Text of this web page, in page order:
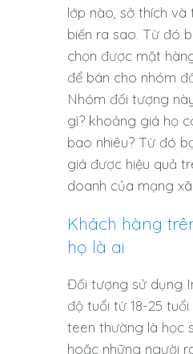
lớp nào, sở thích và
biến ra sao. Từ đó
chọn được mặt
để bán cho nhóm
Nhóm đối tượng
gì? khoảng giá họ
bao nhiêu? Từ đó
giá được hiệu quả
doanh của mạng
Khách hàng
họ là ai
Đối tượng sử dụng
độ tuổi từ 18-25
teen thường là học
hoặc những người